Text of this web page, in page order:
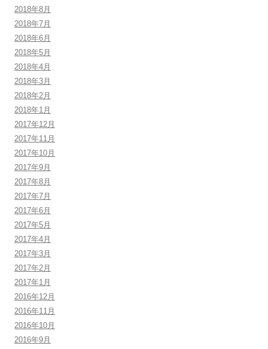
2018年8月
2018年7月
2018年6月
2018年5月
2018年4月
2018年3月
2018年2月
2018年1月
2017年12月
2017年11月
2017年10月
2017年9月
2017年8月
2017年7月
2017年6月
2017年5月
2017年4月
2017年3月
2017年2月
2017年1月
2016年12月
2016年11月
2016年10月
2016年9月